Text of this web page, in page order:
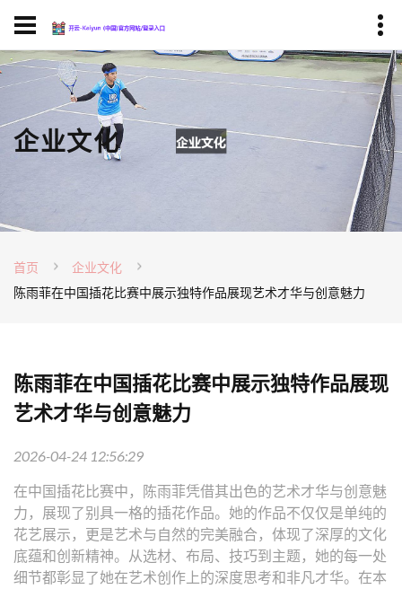
企业文化
首页
企业文化
陈雨菲在中国插花比赛中展示独特作品展现艺术才华与创意魅力
陈雨菲在中国插花比赛中展示独特作品展现
艺术才华与创意魅力
2026-04-24 12:56:29
在中国插花比赛中，陈雨菲凭借其出色的艺术才华与创意魅
力，展现了别具一格的插花作品。她的作品不仅仅是单纯的
花艺展示，更是艺术与自然的完美融合，体现了深厚的文化
底蕴和创新精神。从选材、布局、技巧到主题，她的每一处
细节都彰显了她在艺术创作上的深度思考和非凡才华。在本